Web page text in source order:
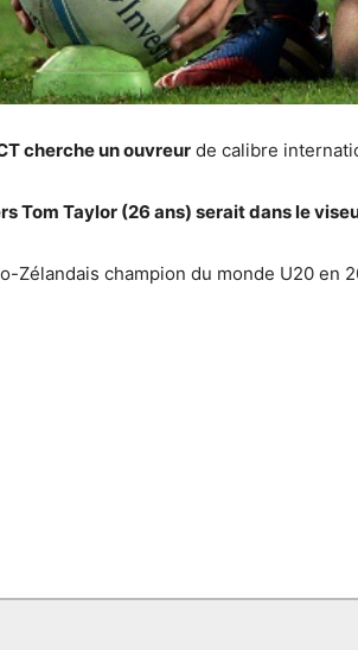
cherche un ouvreur de calibre
Tom Taylor (26 ans) serait dans le
Zélandais champion du monde U20 en